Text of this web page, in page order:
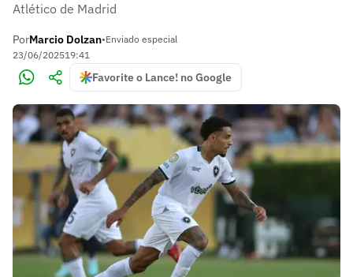
Atlético de Madrid
PorMarcio Dolzan•Enviado especial
23/06/202519:41
Favorite o Lance! no Google